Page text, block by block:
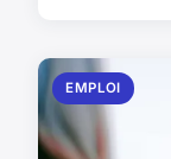
EMPLOI